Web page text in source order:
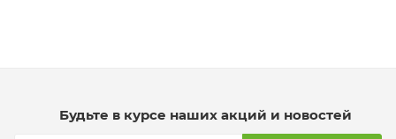
Будьте в курсе наших акций и новостей